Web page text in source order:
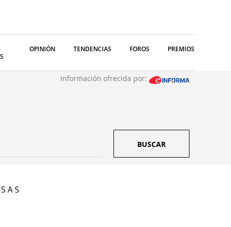
OPINIÓN TENDENCIAS FOROS PREMIOS
Información ofrecida por:
BUSCAR
A S